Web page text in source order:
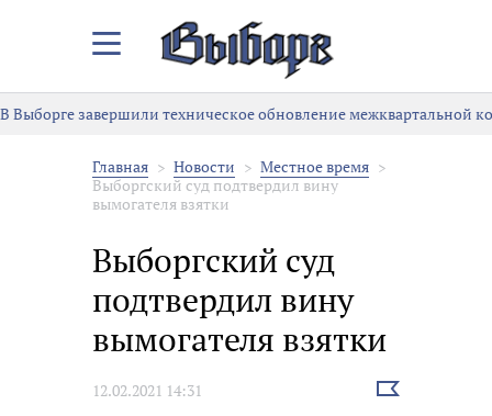
Закрыть/
меню
В Выборге завершили техническое обновление межквартальной
Главная Новости
Местное время
Выборгский суд подтвердил вину
вымогателя взятки
Выборгский суд
подтвердил вину
вымогателя взятки
12.02.2021 14:31
Выбрать